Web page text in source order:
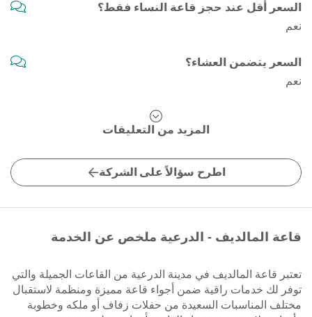
السعر أقل عند حجز قاعة النساء فقط؟
نعم
السعر يتضمن العشاء؟
نعم
المزيد من التعليقات
اطرح سؤالاً على الشركة
قاعة المالديف - الدرعية ملخص عن الخدمة
تعتبر قاعة المالديف في مدينة الدرعية من القاعات الجميلة والتي
توفر لك خدمات راقية ضمن أجواء قاعة مميزة ومنظمة لاستقبال
مختلف المناسبات السعيدة من حفلات زفاف أو ملكه وخطوبة